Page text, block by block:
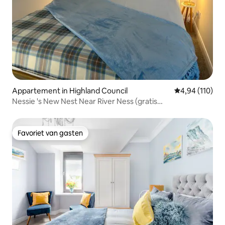
Appartement in Highland Council Gemiddelde
4,94 (110)
Nessie 's New Nest Near River Ness (gratis
Favoriet van gasten
Favoriet van gasten